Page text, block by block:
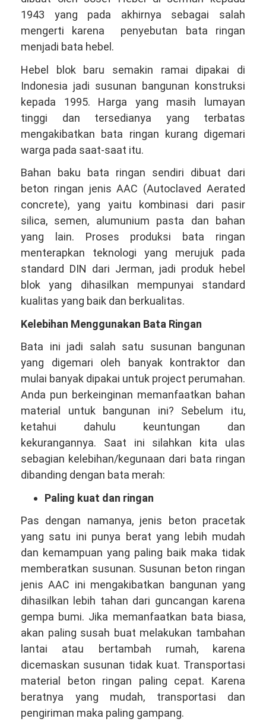
1943 yang pada akhirnya sebagai salah
mengerti karena penyebutan bata ringan
menjadi bata hebel.
Hebel blok baru semakin ramai dipakai di
Indonesia jadi susunan bangunan konstruksi
kepada 1995. Harga yang masih lumayan
tinggi dan tersedianya yang terbatas
mengakibatkan bata ringan kurang digemari
warga pada saat-saat itu.
Bahan baku bata ringan sendiri dibuat dari
beton ringan jenis AAC (Autoclaved Aerated
concrete), yang yaitu kombinasi dari pasir
silica, semen, alumunium pasta dan bahan
yang lain. Proses produksi bata ringan
menterapkan teknologi yang merujuk pada
standard DIN dari Jerman, jadi produk hebel
blok yang dihasilkan mempunyai standard
kualitas yang baik dan berkualitas.
Kelebihan Menggunakan Bata Ringan
Bata ini jadi salah satu susunan bangunan
yang digemari oleh banyak kontraktor dan
mulai banyak dipakai untuk project perumahan.
Anda pun berkeinginan memanfaatkan bahan
material untuk bangunan ini? Sebelum itu,
ketahui dahulu keuntungan dan
kekurangannya. Saat ini silahkan kita ulas
sebagian kelebihan/kegunaan dari bata ringan
dibanding dengan bata merah:
Paling kuat dan ringan
Pas dengan namanya, jenis beton pracetak
yang satu ini punya berat yang lebih mudah
dan kemampuan yang paling baik maka tidak
memberatkan susunan. Susunan beton ringan
jenis AAC ini mengakibatkan bangunan yang
dihasilkan lebih tahan dari guncangan karena
gempa bumi. Jika memanfaatkan bata biasa,
akan paling susah buat melakukan tambahan
lantai atau bertambah rumah, karena
dicemaskan susunan tidak kuat. Transportasi
material beton ringan paling cepat. Karena
beratnya yang mudah, transportasi dan
pengiriman maka paling gampang.